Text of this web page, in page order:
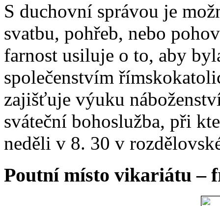
S duchovní správou je
svatbu, pohřeb, nebo
farnost usiluje o to, aby
společenstvím
zajišťuje výuku
sváteční bohoslužba, při
neděli v 8. 30 v
Poutní místo vikariátu –